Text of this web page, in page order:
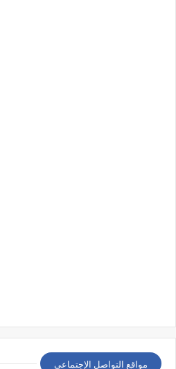
مواقع التواصل الإجتماعي